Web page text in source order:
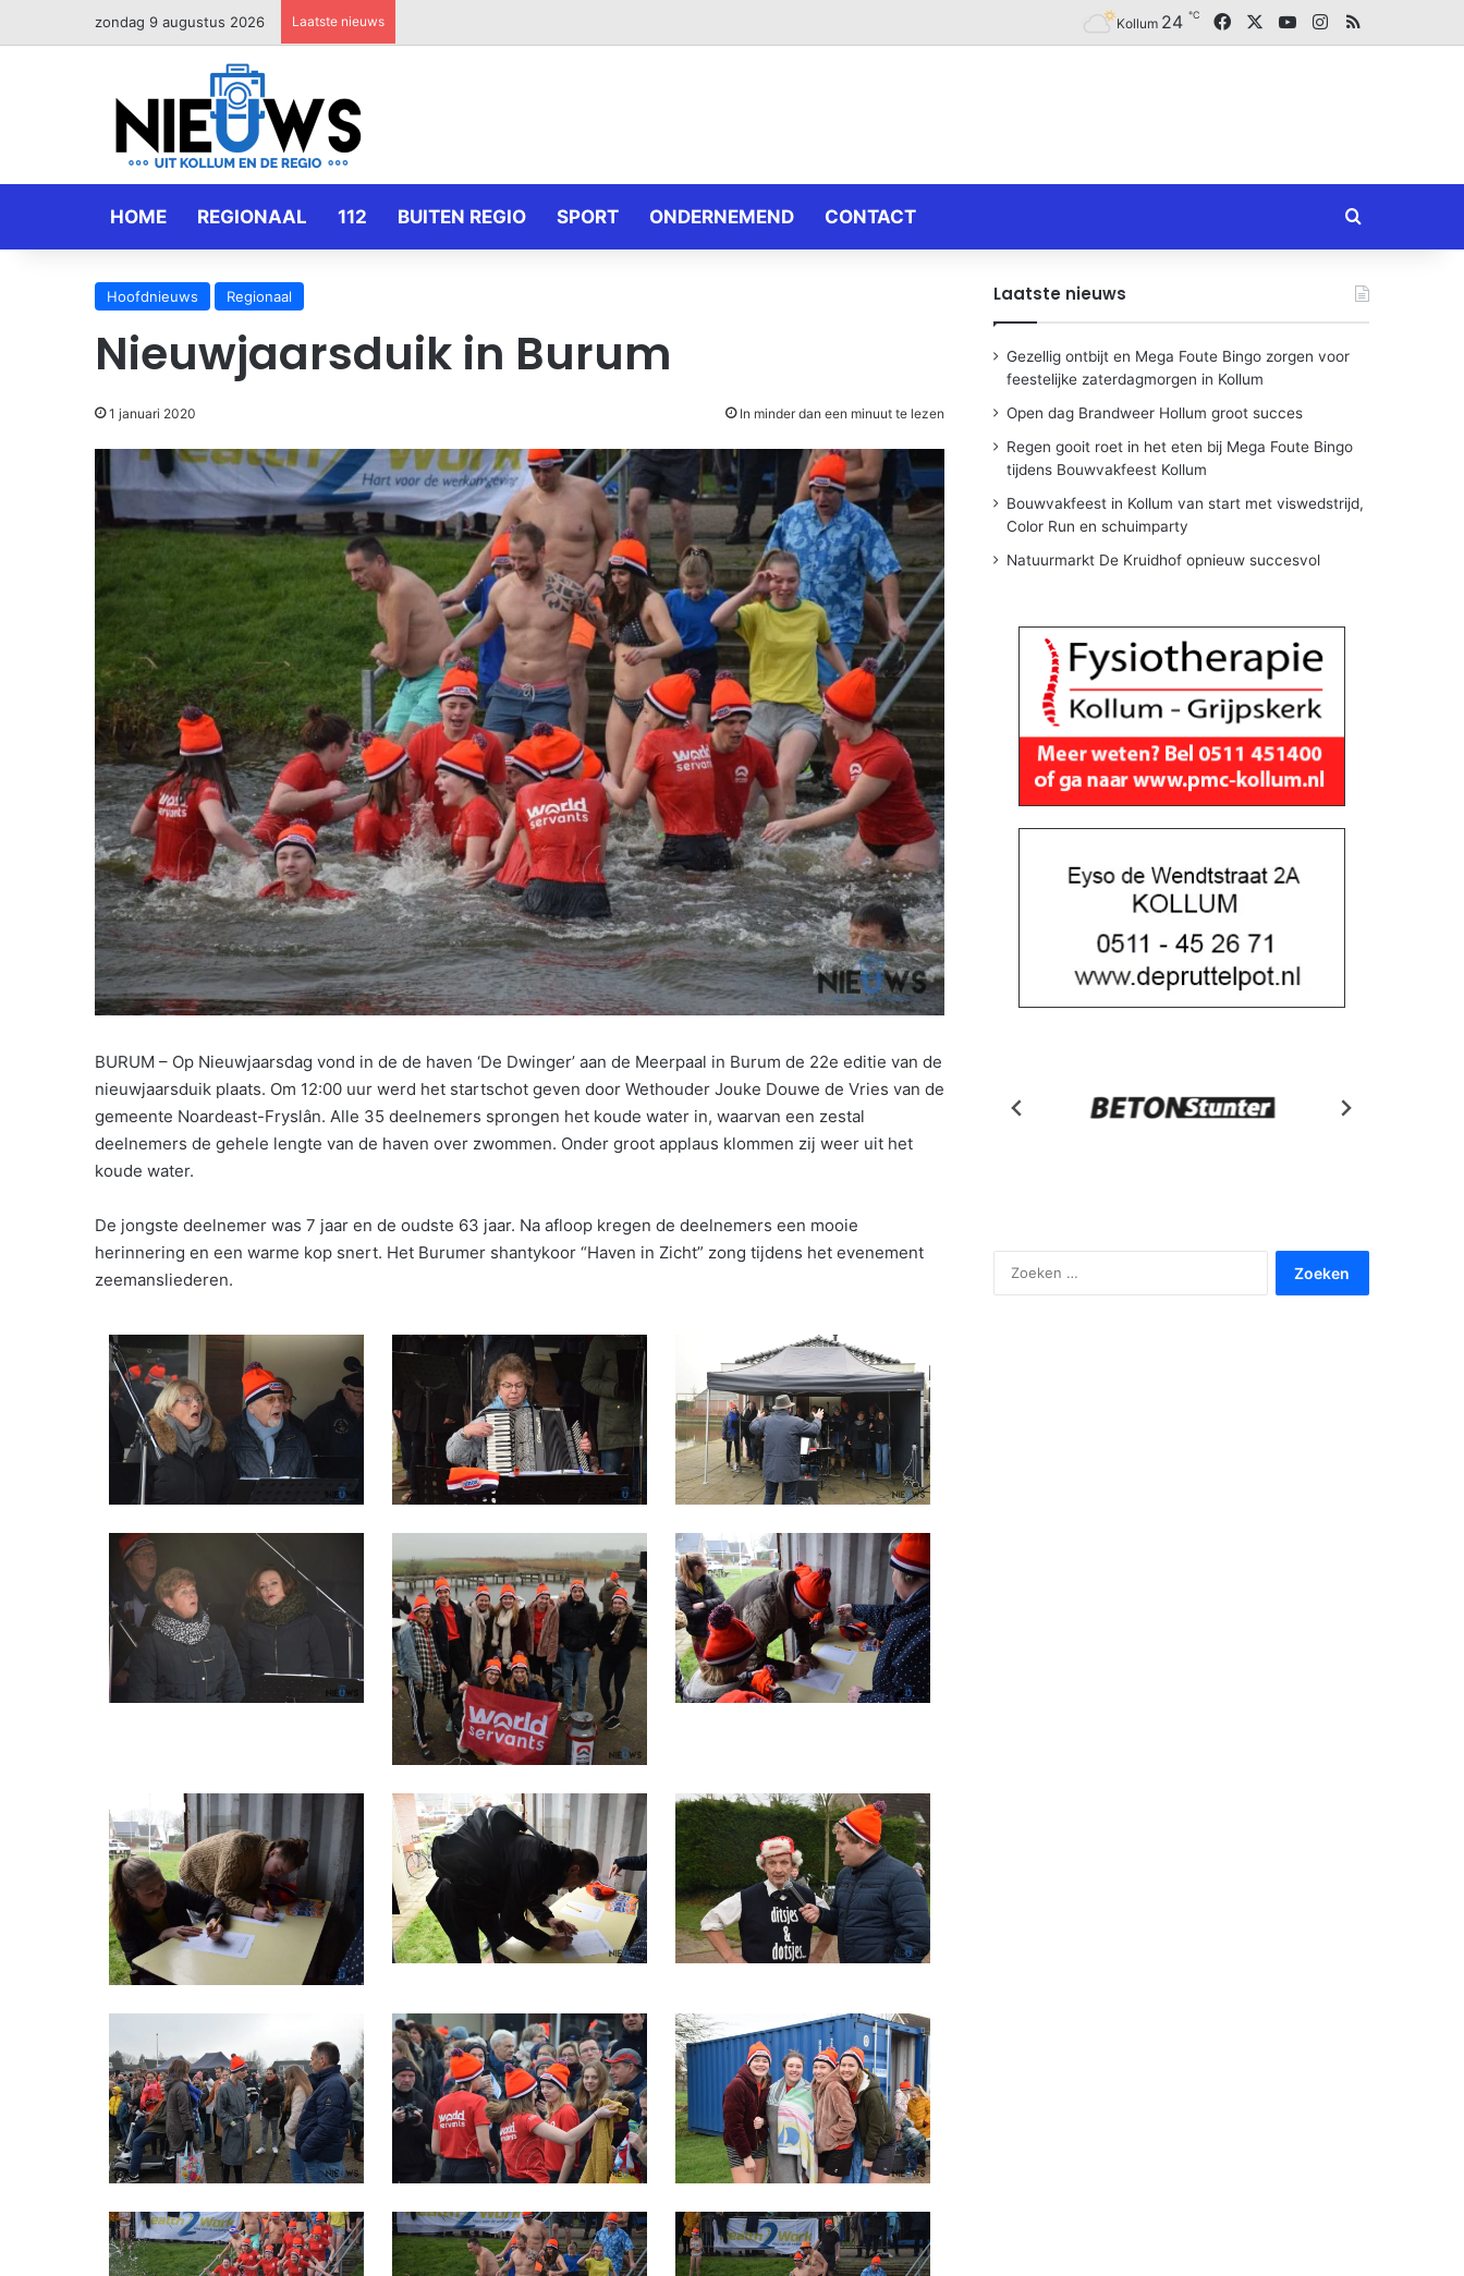
zondag 9 augustus 2026 Laatste nieuws Kollum 24 ℃ FacebookYouTubeInstagram
RSS
HOME REGIONAAL 112 BUITEN REGIO SPORT ONDERNEMEND CONTACT Zoeken naar
Hoofdnieuws Regionaal
Nieuwjaarsduik in Burum
1 januari 2020 In minder dan een minuut te lezen
BURUM – Op Nieuwjaarsdag vond in de de haven ‘De Dwinger’ aan de Meerpaal in Burum de 22e editie van de
nieuwjaarsduik plaats. Om 12:00 uur werd het startschot geven door Wethouder Jouke Douwe de Vries van de
gemeente Noardeast-Fryslân. Alle 35 deelnemers sprongen het koude water in, waarvan een zestal
deelnemers de gehele lengte van de haven over zwommen. Onder groot applaus klommen zij weer uit het
koude water.
De jongste deelnemer was 7 jaar en de oudste 63 jaar. Na afloop kregen de deelnemers een mooie
herinnering en een warme kop snert. Het Burumer shantykoor “Haven in Zicht” zong tijdens het evenement
zeemansliederen.
Laatste nieuws
Gezellig ontbijt en Mega Foute Bingo zorgen voor
feestelijke zaterdagmorgen in Kollum
Open dag Brandweer Hollum groot succes
Regen gooit roet in het eten bij Mega Foute Bingo
tijdens Bouwvakfeest Kollum
Bouwvakfeest in Kollum van start met viswedstrijd,
Color Run en schuimparty
Natuurmarkt De Kruidhof opnieuw succesvol
naar: